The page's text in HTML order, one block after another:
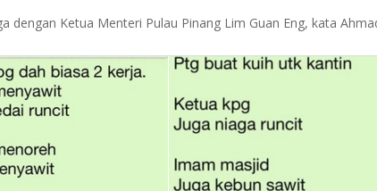
dengan Ketua Menteri Pulau Pinang Lim Guan Eng, kata